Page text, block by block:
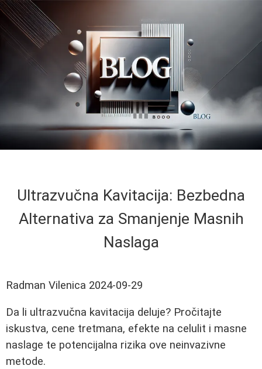
Ultrazvučna Kavitacija: Bezbedna
Alternativa za Smanjenje Masnih
Naslaga
Radman Vilenica 2024-09-29
Da li ultrazvučna kavitacija deluje? Pročitajte
iskustva, cene tretmana, efekte na celulit i masne
naslage te potencijalna rizika ove neinvazivne
metode.